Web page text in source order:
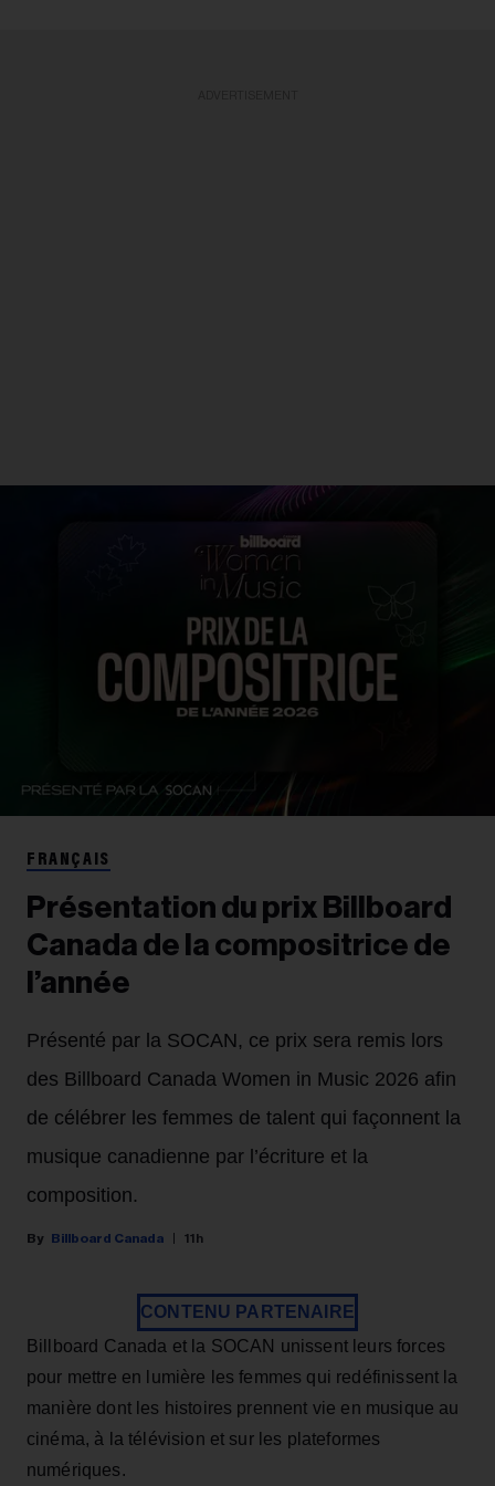
FRANÇAIS
Présentation du prix Billboard
Canada de la compositrice de
l’année
Présenté par la SOCAN, ce prix sera remis lors
des Billboard Canada Women in Music 2026 afin
de célébrer les femmes de talent qui façonnent la
musique canadienne par l’écriture et la
composition.
Billboard Canada 11h
CONTENU PARTENAIRE
Billboard Canada et la SOCAN unissent leurs forces
pour mettre en lumière les femmes qui redéfinissent la
manière dont les histoires prennent vie en musique au
cinéma, à la télévision et sur les plateformes
numériques.